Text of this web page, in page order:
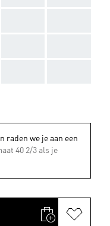
raden we je aan een
40 2/3 als je